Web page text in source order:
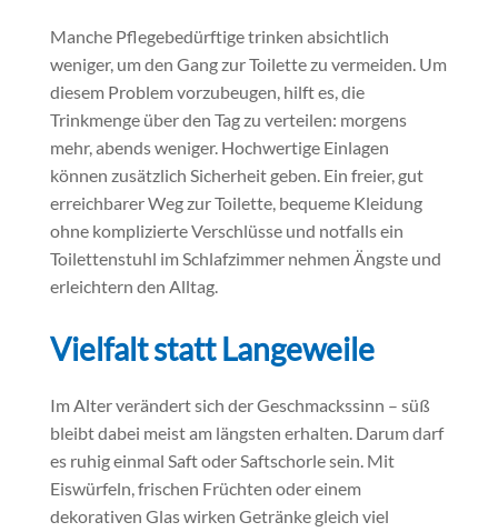
Manche Pflegebedürftige trinken absichtlich
weniger, um den Gang zur Toilette zu vermeiden. Um
diesem Problem vorzubeugen, hilft es, die
Trinkmenge über den Tag zu verteilen: morgens
mehr, abends weniger. Hochwertige Einlagen
können zusätzlich Sicherheit geben. Ein freier, gut
erreichbarer Weg zur Toilette, bequeme Kleidung
ohne komplizierte Verschlüsse und notfalls ein
Toilettenstuhl im Schlafzimmer nehmen Ängste und
erleichtern den Alltag.
Vielfalt statt Langeweile
Im Alter verändert sich der Geschmackssinn – süß
bleibt dabei meist am längsten erhalten. Darum darf
es ruhig einmal Saft oder Saftschorle sein. Mit
Eiswürfeln, frischen Früchten oder einem
dekorativen Glas wirken Getränke gleich viel